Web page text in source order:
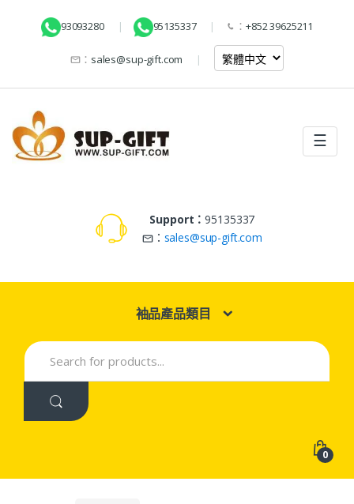
93093280 95135337 ： +852 39625211
： sales@sup-gift.com
☰
Support：95135337
： sales@sup-gift.com
袖品產品類目
Search
for:
0